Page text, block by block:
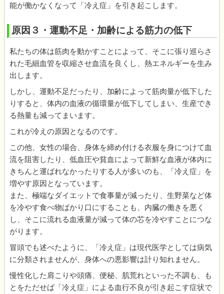
能が働かなくなって「冷え症」を引き起こします。
原因３・運動不足・加齢による筋力の低下
私たちの体は筋肉を動かすことによって、そこに張り巡らさ
れた毛細血管を収縮させ血流を良くし、熱エネルギーを生み
出します。
しかし、運動不足だったり、加齢によって筋肉量が低下した
りすると、体内の血液の循環量が低下してしまい、生産でき
る熱量も減ってまいます。
これが冷えの原因となるのです。
この他、女性の場合、身体を締め付ける衣服を身につけて血
流を阻害したり、低血圧や貧血によって新鮮な血液が体内に
きちんと運ばれなかったりする人が多いのも、「冷え症」を
増やす原因となっています。
また、極端なダイエットで食事量が減ったり、生野菜など体
を冷やす食べ物ばかり口にすることも、内臓の働きを悪く
し、そこに流れる血液量が減って体の芯を冷やすことにつな
がります。
冒頭でも述べたように、「冷え症」は現代医学としては病気
に分類されませんが、身体への悪影響は計り知れません。
慢性化した肩こりや頭痛、便秘、肌荒れといった不調も、も
とをただせば「冷え症」による血行不良が引き起こす症状で